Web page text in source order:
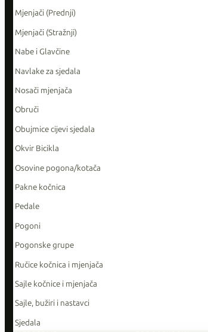
Mjenjači (Prednji)
Mjenjači (Stražnji)
Nabe i Glavčine
Navlake za sjedala
Nosači mjenjača
Obruči
Obujmice cijevi sjedala
Okvir Bicikla
Osovine pogona/kotača
Pakne kočnica
Pedale
Pogoni
Pogonske grupe
Ručice kočnica i mjenjača
Sajle kočnice i mjenjača
Sajle, bužiri i nastavci
Sjedala